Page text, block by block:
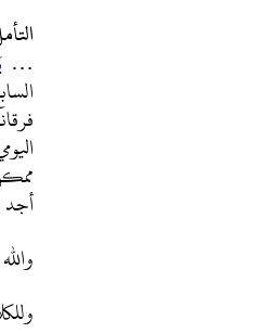
…
أجد